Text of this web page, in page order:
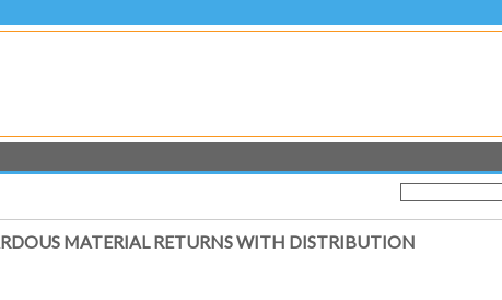
MATERIAL RETURNS WITH DISTRIBUTION